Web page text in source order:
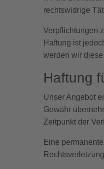
rechtswidrige
Verpflichtungen
Haftung ist
werden wir
Haftung
Unser Angebot
Gewähr
Zeitpunkt der
Eine